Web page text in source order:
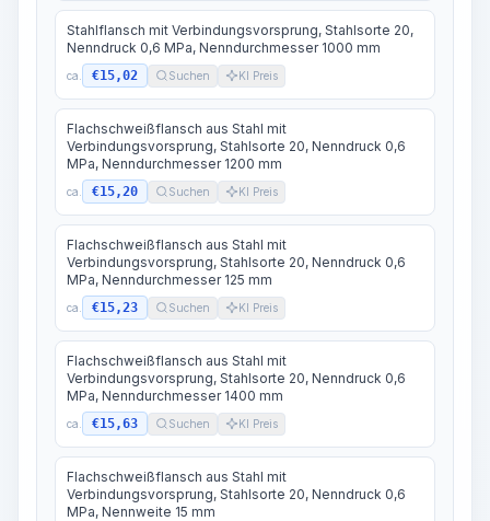
Stahlflansch mit Verbindungsvorsprung, Stahlsorte 20,
Nenndruck 0,6 MPa, Nenndurchmesser 1000 mm
ca. €15,02 Suchen KI Preis
Flachschweißflansch aus Stahl mit
Verbindungsvorsprung, Stahlsorte 20, Nenndruck 0,6
MPa, Nenndurchmesser 1200 mm
ca. €15,20 Suchen KI Preis
Flachschweißflansch aus Stahl mit
Verbindungsvorsprung, Stahlsorte 20, Nenndruck 0,6
MPa, Nenndurchmesser 125 mm
ca. €15,23 Suchen KI Preis
Flachschweißflansch aus Stahl mit
Verbindungsvorsprung, Stahlsorte 20, Nenndruck 0,6
MPa, Nenndurchmesser 1400 mm
ca. €15,63 Suchen KI Preis
Flachschweißflansch aus Stahl mit
Verbindungsvorsprung, Stahlsorte 20, Nenndruck 0,6
MPa, Nennweite 15 mm